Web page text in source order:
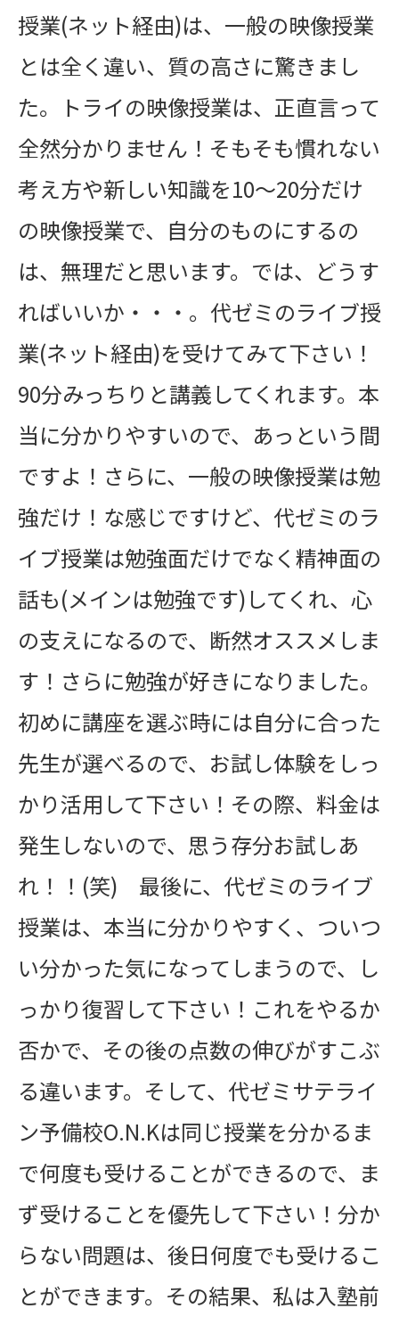
授業(ネット経由)は、一般の映像授業
とは全く違い、質の高さに驚きまし
た。トライの映像授業は、正直言って
全然分かりません！そもそも慣れない
考え方や新しい知識を10～20分だけ
の映像授業で、自分のものにするの
は、無理だと思います。では、どうす
ればいいか・・・。代ゼミのライブ授
業(ネット経由)を受けてみて下さい！
90分みっちりと講義してくれます。本
当に分かりやすいので、あっという間
ですよ！さらに、一般の映像授業は勉
強だけ！な感じですけど、代ゼミのラ
イブ授業は勉強面だけでなく精神面の
話も(メインは勉強です)してくれ、心
の支えになるので、断然オススメしま
す！さらに勉強が好きになりました。
初めに講座を選ぶ時には自分に合った
先生が選べるので、お試し体験をしっ
かり活用して下さい！その際、料金は
発生しないので、思う存分お試しあ
れ！！(笑) 最後に、代ゼミのライブ
授業は、本当に分かりやすく、ついつ
い分かった気になってしまうので、し
っかり復習して下さい！これをやるか
否かで、その後の点数の伸びがすこぶ
る違います。そして、代ゼミサテライ
ン予備校O.N.Kは同じ授業を分かるま
で何度も受けることができるので、ま
ず受けることを優先して下さい！分か
らない問題は、後日何度でも受けるこ
とができます。その結果、私は入塾前